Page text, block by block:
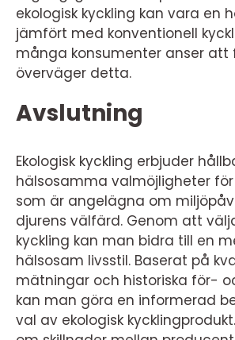
ekologisk kyckling kan vara en
jämfört med konventionell
många konsumenter anser att
överväger detta.
Avslutning
Ekologisk kyckling erbjuder
hälsosamma valmöjligheter
som är angelägna om
djurens välfärd. Genom att
kyckling kan man bidra till en
hälsosam livsstil. Baserat på
mätningar och historiska för-
kan man göra en informerad
val av ekologisk